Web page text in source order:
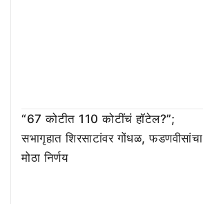
“67 कोटीत 110 कोटींचं हॉटेल?”;
सभागृहात शिरसाटांवर गोंधळ, फडणवीसांचा
मोठा निर्णय